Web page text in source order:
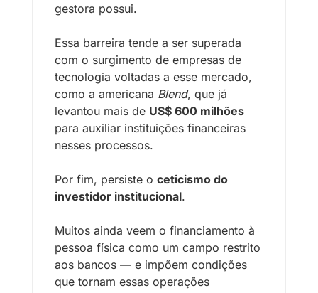
gestora possui.
Essa barreira tende a ser superada
com o surgimento de empresas de
tecnologia voltadas a esse mercado,
como a americana Blend, que já
levantou mais de US$ 600 milhões
para auxiliar instituições financeiras
nesses processos.
Por fim, persiste o ceticismo do
investidor institucional.
Muitos ainda veem o financiamento à
pessoa física como um campo restrito
aos bancos — e impõem condições